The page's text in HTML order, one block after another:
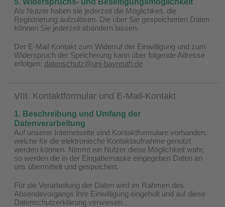
Als Nutzer haben sie jederzeit die Möglichkeit, die
Registrierung aufzulösen. Die über Sie gespeicherten Daten
können Sie jederzeit abändern lassen.
Der E-Mail Kontakt zum Widerruf der Einwilligung und zum
Widerspruch der Speicherung kann über folgende Adresse
erfolgen: datenschutz@uni-bayreuth.de
VIII. Kontaktformular und E-Mail-Kontakt
1. Beschreibung und Umfang der
Datenverarbeitung
Auf unserer Internetseite sind Kontaktformulare vorhanden,
welche für die elektronische Kontaktaufnahme genutzt
werden können. Nimmt ein Nutzer diese Möglichkeit wahr,
so werden die in der Eingabemaske eingegeben Daten an
uns übermittelt und gespeichert.
Für die Verarbeitung der Daten wird im Rahmen des
Absendevorgangs Ihre Einwilligung eingeholt und auf diese
Datenschutzerklärung verwiesen.